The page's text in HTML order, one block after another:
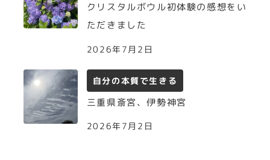
クリスタルボウル初体験の感想をい
ただきました
2026年7月2日
自分の本質で生きる
三重県斎宮、伊勢神宮
2026年7月2日